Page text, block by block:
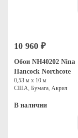
10 960 ₽
Обои NH40202 Nina
Hancock Northcote
0,53 м х 10 м
США, Бумага, Акрил
В наличии